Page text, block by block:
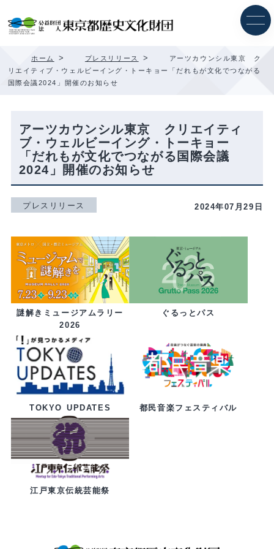
プ
ホーム > プレスリリース >
アーツカウンシル東京 ク
リエイティブ・ウェルビーイング・トーキョー「だれもが文化でつながる
国際会議2024」開催のお知らせ
アーツカウンシル東京 クリエイティ
ブ・ウェルビーイング・トーキョー
「だれもが文化でつながる国際会議
2024」開催のお知らせ
プレスリリース 2024年07月29日
謎解きミュージアムラリー
2026
ぐるっとパス
TOKYO UPDATES 都民音楽フェスティバル
江戸東京伝統芸能祭